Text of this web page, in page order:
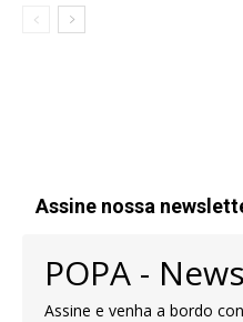
Assine nossa
POPA -
Assine e venha a bordo